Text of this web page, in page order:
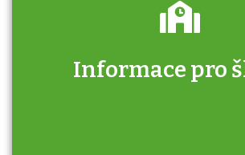
Informace pro
Zjistěte, jak se přihlásit ke